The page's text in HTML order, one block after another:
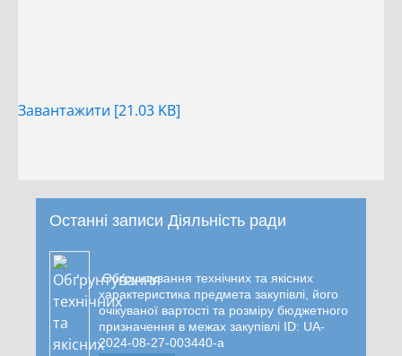
Завантажити [21.03 KB]
Останні записи Діяльність ради
Обґрунтування технічних та якісних
характеристика предмета закупівлі, його
очікуваної вартості та розміру бюджетного
призначення в межах закупівлі ID: UA-
2024-08-27-003440-a